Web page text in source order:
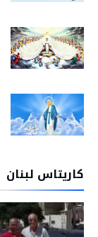
كاريتاس لبنان